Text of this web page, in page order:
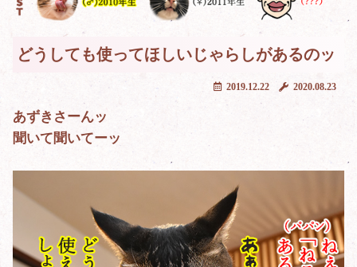
どうしても使ってほしいじゃらしがあるのッ
2020.08.23
2019.12.22
あずきさーんッ
聞いて聞いてーッ